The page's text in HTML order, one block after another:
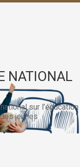
NATIONAL
sur l’éducation
jeunes